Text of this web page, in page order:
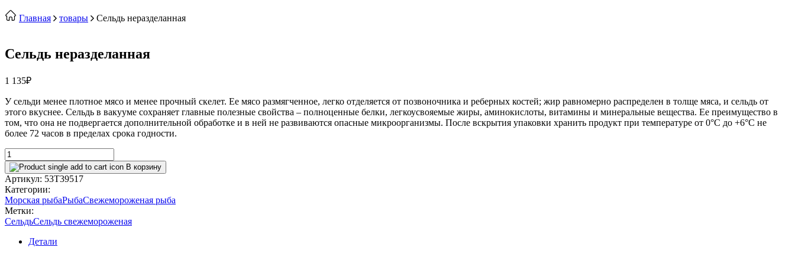
Главная товары Сельдь неразделанная
Сельдь неразделанная
1 135₽
У сельди менее плотное мясо и менее прочный скелет. Ее мясо размягченное, легко отделяется от позвоночника и реберных костей; жир равномерно распределен в толще мяса, и сельдь от
этого вкуснее. Сельдь в вакууме сохраняет главные полезные свойства – полноценные белки, легкоусвояемые жиры, аминокислоты, витамины и минеральные вещества. Ее преимущество в
том, что она не подвергается дополнительной обработке и в ней не развиваются опасные микроорганизмы. После вскрытия упаковки хранить продукт при температуре от 0°С до +6°С не
более 72 часов в пределах срока годности.
Сельдь
неразделанная
количество
В корзину
Артикул: 53T39517
Категории:
Морская рыбаРыбаСвежемороженая рыба
Метки:
СельдьСельдь свежемороженая
Детали